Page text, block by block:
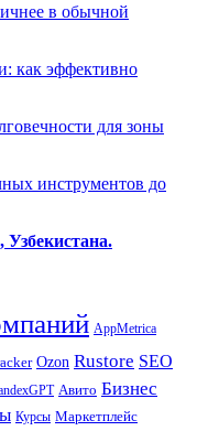
в обычной
как эффективно
для зоны
инструментов до
AppMetrica
Ozon Rustore SEO
Авито Бизнес
Курсы Маркетплейс